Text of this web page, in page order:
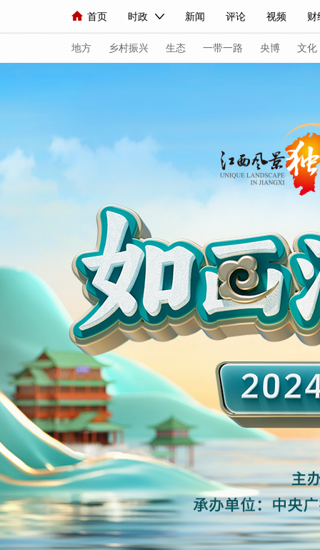
首页 时政 新闻 评论 视频 财
人民领袖习近平 联播+ 中国领导人 央视快评
直播 栏目大全 节目单 听音 微视频
海外频道 iPanda English Монгол
地方 乡村振兴 生态 一带一路 央博 文化
国内 评论 经济 军事
热解读 天天学
视频 小央视频
现场 前线 比划 快看 蓝海中国
体育 直播 竞猜 2026年世界杯
VIP会员 CCTV奥林匹克频道 生活体育大
财经 教育 乡村振兴 生态环境 一
大国智造 大国保险 云顶对话
CCTV.节目官网 栏目